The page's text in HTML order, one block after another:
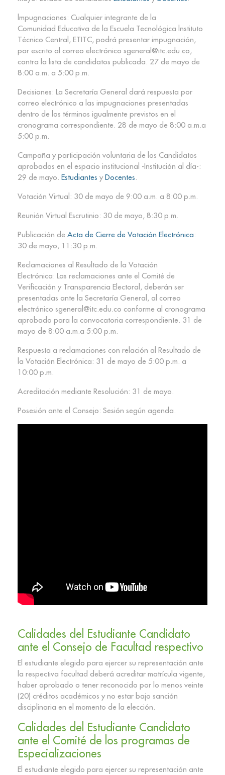
lmpugnaciones: Cualquier integrante de la
Comunidad Educativa de la Escuela Tecnológica lnstituto
Técnico Central, ETITC, podrá presentar impugnación,
por escrito al correo electrónico sgeneral@itc.edu.co,
contra la lista de candidatos publicada. 27 de mayo de
8:00 a.m. a 5:00 p.m.
Decisiones: La Secretaría General dará respuesta por
correo electrónico a las impugnaciones presentadas
dentro de los términos igualmente previstos en el
cronograma correspondiente. 28 de mayo de 8:00 a.m.a
5:00 p.m.
Campaña y participación voluntaria de los Candidatos
aprobados en el espacio institucional -Institución al día-:
29 de mayo. Estudiantes y Docentes.
Votación Virtual: 30 de mayo de 9:00 a.m. a 8:00 p.m.
Reunión Virtual Escrutinio: 30 de mayo, 8:30 p.m.
Publicación de Acta de Cierre de Votación Electrónica:
30 de mayo, 11:30 p.m.
Reclamaciones al Resultado de la Votación
Electrónica: Las reclamaciones ante el Comité de
Verificación y Transparencia Electoral, deberán ser
presentadas ante la Secretaría General, al correo
electrónico sgeneral@itc.edu.co conforme al cronograma
aprobado para la convocatoria correspondiente. 31 de
mayo de 8:00 a.m.a 5:00 p.m.
Respuesta a reclamaciones con relación al Resultado de
la Votación Electrónica: 31 de mayo de 5:00 p.m. a
10:00 p.m.
Acreditación mediante Resolución: 31 de mayo.
Posesión ante el Consejo: Sesión según agenda.
Calidades del Estudiante Candidato
ante el Consejo de Facultad respectivo
El estudiante elegido para ejercer su representación ante
la respectiva facultad deberá acreditar matrícula vigente,
haber aprobado o tener reconocido por lo menos veinte
(20) créditos académicos y no estar bajo sanción
disciplinaria en el momento de la elección.
Calidades del Estudiante Candidato
ante el Comité de los programas de
Especializaciones
El estudiante elegido para ejercer su representación ante